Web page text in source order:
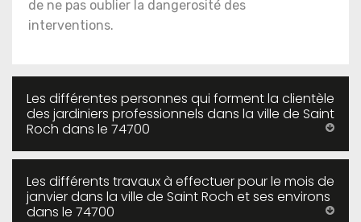
de ne pas oublier la dangerosité des
interventions.
Les différentes personnes qui forment la clientèle
des jardiniers professionnels dans la ville de Saint
Roch dans le 74700
Les différents travaux à effectuer pour le mois de
janvier dans la ville de Saint Roch et ses environs
dans le 74700